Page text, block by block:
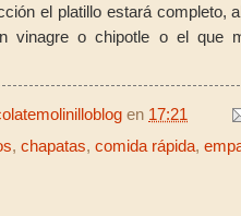
el platillo estará completo,
vinagre o chipotle o el que
en 17:21
, chapatas, comida rápida,